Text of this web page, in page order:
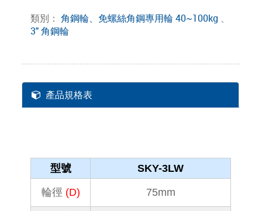
類別：角鋼輪、免螺絲角鋼專用輪 40~100kg 、
3" 角鋼輪
產品規格表
型號 SKY-3LW
輪徑 (D) 75mm